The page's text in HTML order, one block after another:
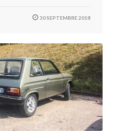
30 SEPTEMBRE 2018